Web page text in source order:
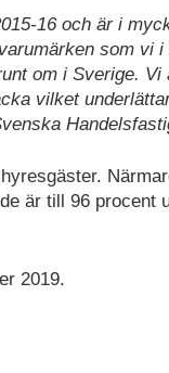
16 och är i
som vi i
om i Sverige. Vi
vilket
är till 96
2019.